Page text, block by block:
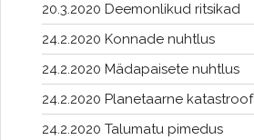
20.3.2020 Deemonlikud ritsikad
24.2.2020 Konnade nuhtlus
24.2.2020 Mädapaisete nuhtlus
24.2.2020 Planetaarne katastroof
24.2.2020 Talumatu pimedus